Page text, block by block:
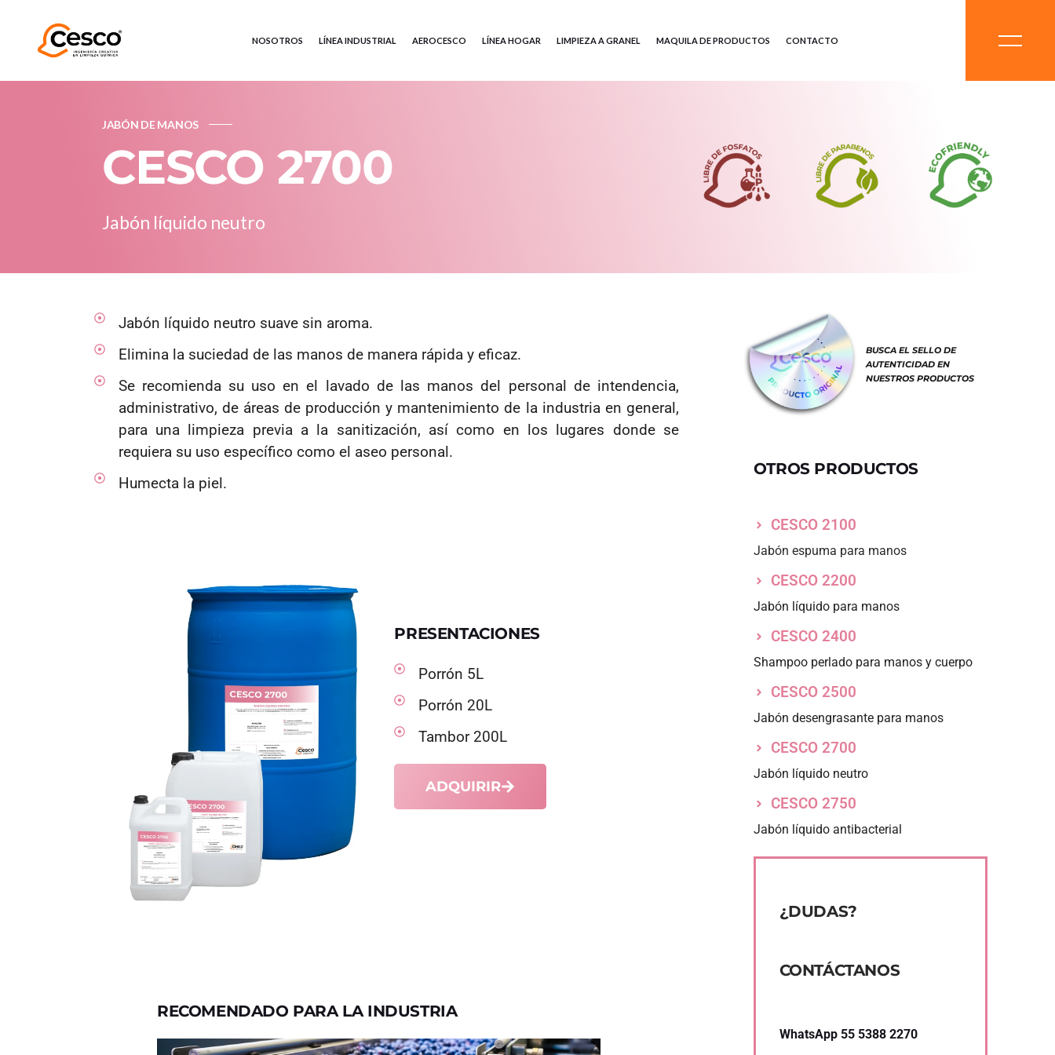
NOSOTROS
NUEVA IDENTIDAD
LÍNEA INDUSTRIAL AEROCESCO LÍNEA HOGAR LIMPIEZA A GRANEL MAQUILA DE PRODUCTOS CONTACTO
JABÓN DE MANOS
CESCO 2700
Jabón líquido neutro
Jabón líquido neutro suave sin aroma.
Elimina la suciedad de las manos de manera rápida y eficaz.
Se recomienda su uso en el lavado de las manos del personal de intendencia,
administrativo, de áreas de producción y mantenimiento de la industria en general,
para una limpieza previa a la sanitización, así como en los lugares donde se
requiera su uso específico como el aseo personal.
Humecta la piel.
PRESENTACIONES
Porrón 5L
Porrón 20L
Tambor 200L
ADQUIRIR
RECOMENDADO PARA LA INDUSTRIA
BUSCA EL SELLO DE
AUTENTICIDAD EN
NUESTROS PRODUCTOS
OTROS PRODUCTOS
CESCO 2100
Jabón espuma para manos
CESCO 2200
Jabón líquido para manos
CESCO 2400
Shampoo perlado para manos y cuerpo
CESCO 2500
Jabón desengrasante para manos
CESCO 2700
Jabón líquido neutro
CESCO 2750
Jabón líquido antibacterial
¿DUDAS?
CONTÁCTANOS
WhatsApp 55 5388 2270